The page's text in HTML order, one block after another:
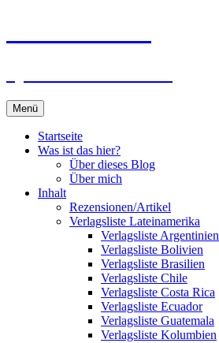
Menü
Startseite
Was ist das hier?
Über dieses Blog
Über mich
Inhalt
Rezensionen/Artikel
Verlagsliste Lateinamerika
Verlagsliste Argentinien
Verlagsliste Bolivien
Verlagsliste Brasilien
Verlagsliste Chile
Verlagsliste Costa Rica
Verlagsliste Ecuador
Verlagsliste Guatemala
Verlagsliste Kolumbien